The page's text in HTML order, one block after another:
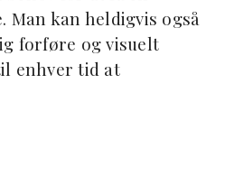
Man kan heldigvis også
forføre og visuelt
enhver tid at